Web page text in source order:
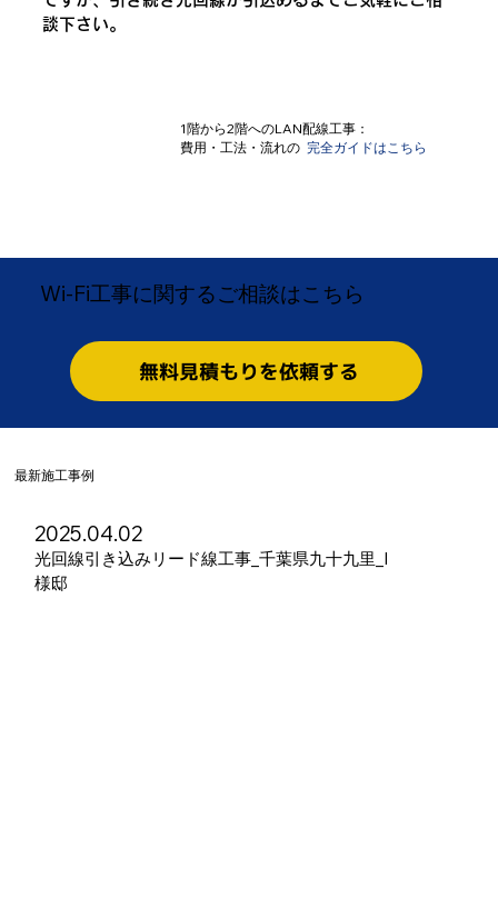
談下さい。
​1階から2階へのLAN配線工事：
費用・工法・流れの 完全ガイドはこちら
Wi-Fi工事に関するご相談はこちら
無料見積もりを依頼する
​最新施工事例
2025.04.02
光回線引き込みリード線工事_千葉県九十九里_I
様邸